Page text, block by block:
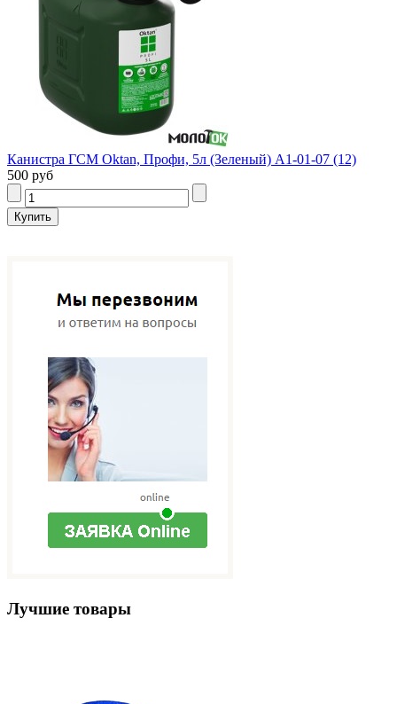
Канистра ГСМ Oktan, Профи, 5л (Зеленый) А1-01-07 (12)
500 руб
Лучшие товары